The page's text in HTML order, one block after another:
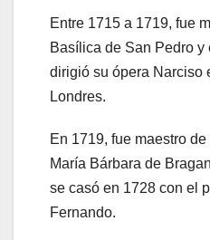
Entre 1715 a 1719, fue
Basílica de San Pedro y
dirigió su ópera Narciso
Londres.
En 1719, fue maestro
María Bárbara de
se casó en 1728 con el
Fernando.